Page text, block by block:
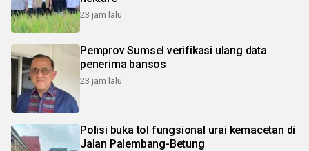
23 jam lalu
Pemprov Sumsel verifikasi ulang data
penerima bansos
23 jam lalu
Polisi buka tol fungsional urai kemacetan di
Jalan Palembang-Betung